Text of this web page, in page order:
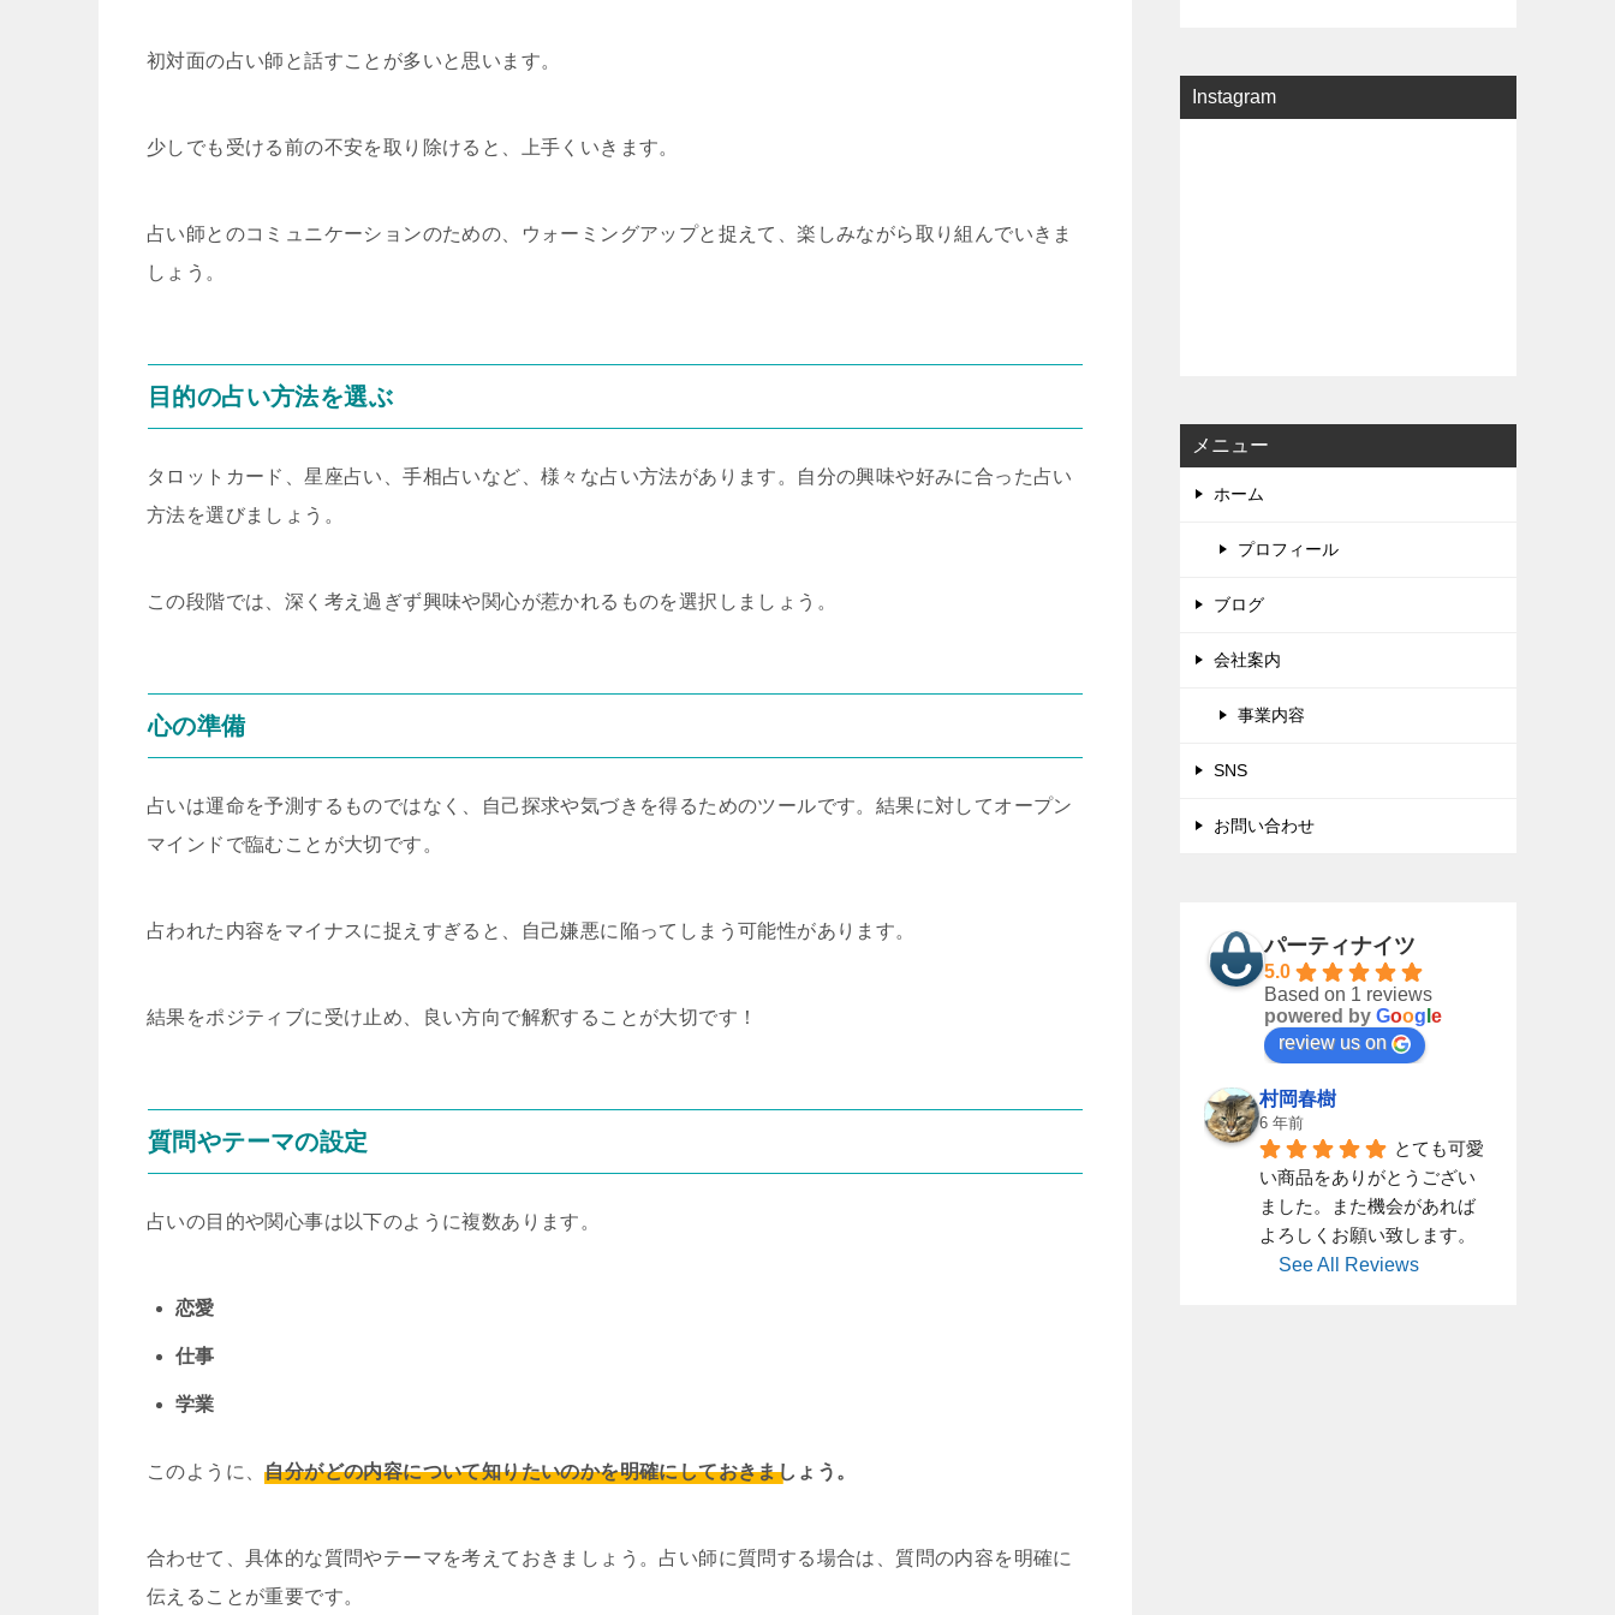
初対面の占い師と話すことが多いと思います。
少しでも受ける前の不安を取り除けると、上手くいきます。
占い師とのコミュニケーションのための、ウォーミングアップと捉えて、楽しみながら取り組んでいきま
しょう。
目的の占い方法を選ぶ
タロットカード、星座占い、手相占いなど、様々な占い方法があります。自分の興味や好みに合った占い
方法を選びましょう。
この段階では、深く考え過ぎず興味や関心が惹かれるものを選択しましょう。
心の準備
占いは運命を予測するものではなく、自己探求や気づきを得るためのツールです。結果に対してオープン
マインドで臨むことが大切です。
占われた内容をマイナスに捉えすぎると、自己嫌悪に陥ってしまう可能性があります。
結果をポジティブに受け止め、良い方向で解釈することが大切です！
質問やテーマの設定
占いの目的や関心事は以下のように複数あります。
恋愛
仕事
学業
このように、自分がどの内容について知りたいのかを明確にしておきましょう。
合わせて、具体的な質問やテーマを考えておきましょう。占い師に質問する場合は、質問の内容を明確に
伝えることが重要です。
Instagram
メニュー
ホーム
プロフィール
ブログ
会社案内
事業内容
SNS
お問い合わせ
パーティナイツ
5.0
Based on 1 reviews
powered by Goog e
review us on
村岡春樹
6 年前
とても可愛
い商品をありがとうござい
ました。また機会があれば
よろしくお願い致します。
See All Reviews